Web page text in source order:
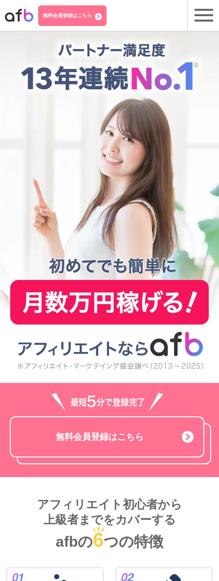
無料会員登録はこちら
無料会員登録はこちら
アフィリエイト初心者から
上級者までをカバーする
afbの6つの特徴